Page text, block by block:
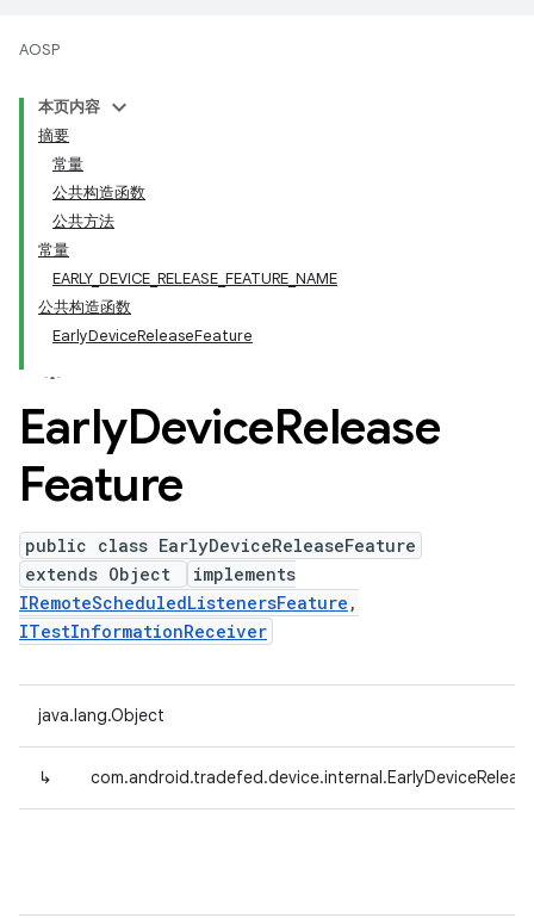
AOSP
本页内容
摘要
常量
公共构造函数
公共方法
常量
EARLY_DEVICE_RELEASE_FEATURE_NAME
公共构造函数
EarlyDeviceReleaseFeature
EarlyDeviceRelease
Feature
public class EarlyDeviceReleaseFeature
extends Object
implements
IRemoteScheduledListenersFeature ,
ITestInformationReceiver
java.lang.Object
↳